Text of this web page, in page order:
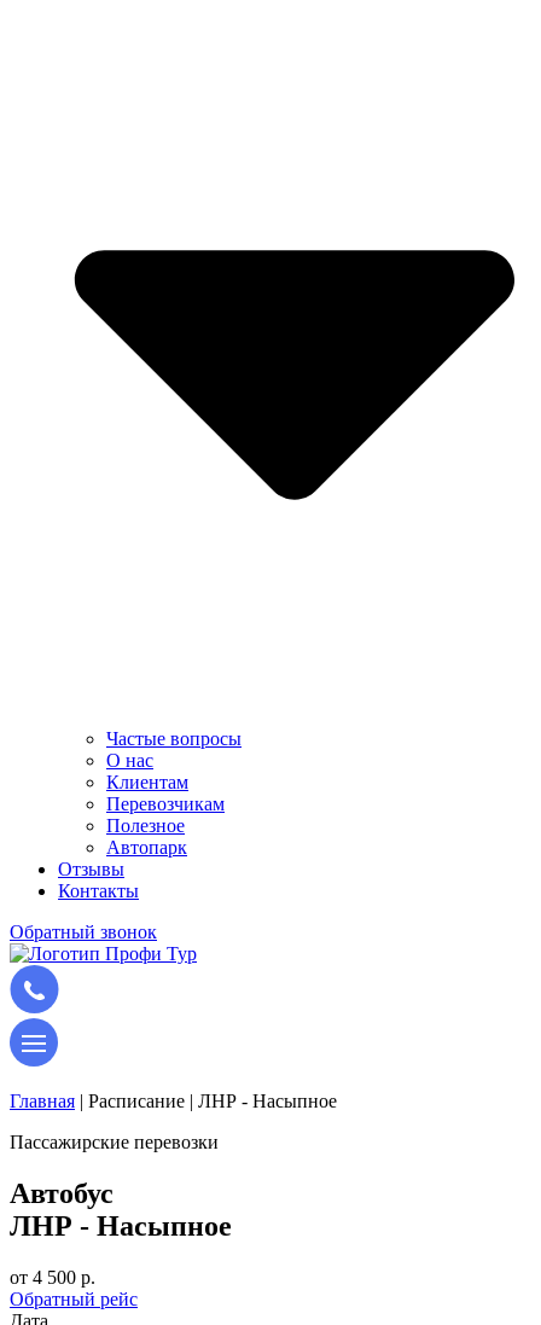
Частые вопросы
О нас
Клиентам
Перевозчикам
Полезное
Автопарк
Отзывы
Контакты
Обратный звонок
Главная | Расписание | ЛНР - Насыпное
Пассажирские перевозки
Автобус
ЛНР - Насыпное
от 4 500 р.
Обратный рейс